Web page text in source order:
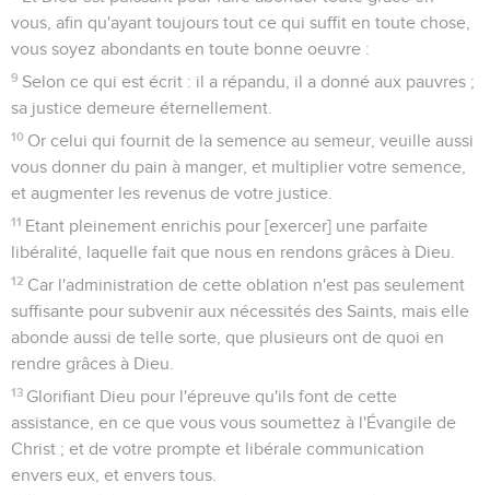
vous, afin qu'ayant toujours tout ce qui suffit en toute chose,
vous soyez abondants en toute bonne oeuvre :
9 Selon ce qui est écrit : il a répandu, il a donné aux pauvres ;
sa justice demeure éternellement.
10 Or celui qui fournit de la semence au semeur, veuille aussi
vous donner du pain à manger, et multiplier votre semence,
et augmenter les revenus de votre justice.
11 Etant pleinement enrichis pour [exercer] une parfaite
libéralité, laquelle fait que nous en rendons grâces à Dieu.
12 Car l'administration de cette oblation n'est pas seulement
suffisante pour subvenir aux nécessités des Saints, mais elle
abonde aussi de telle sorte, que plusieurs ont de quoi en
rendre grâces à Dieu.
13 Glorifiant Dieu pour l'épreuve qu'ils font de cette
assistance, en ce que vous vous soumettez à l'Évangile de
Christ ; et de votre prompte et libérale communication
envers eux, et envers tous.